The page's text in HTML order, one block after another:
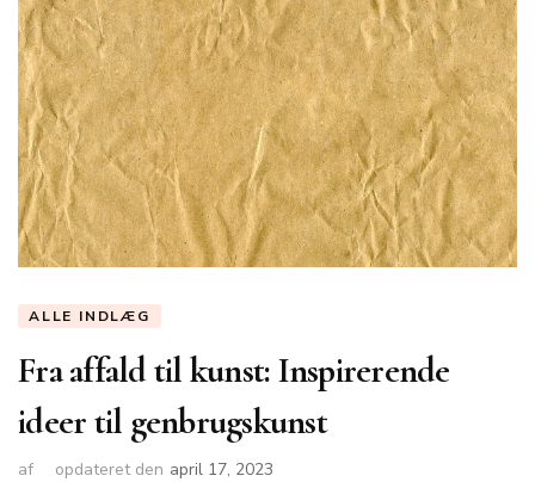
ALLE INDLÆG
Fra affald til kunst: Inspirerende
ideer til genbrugskunst
af opdateret den april 17, 2023